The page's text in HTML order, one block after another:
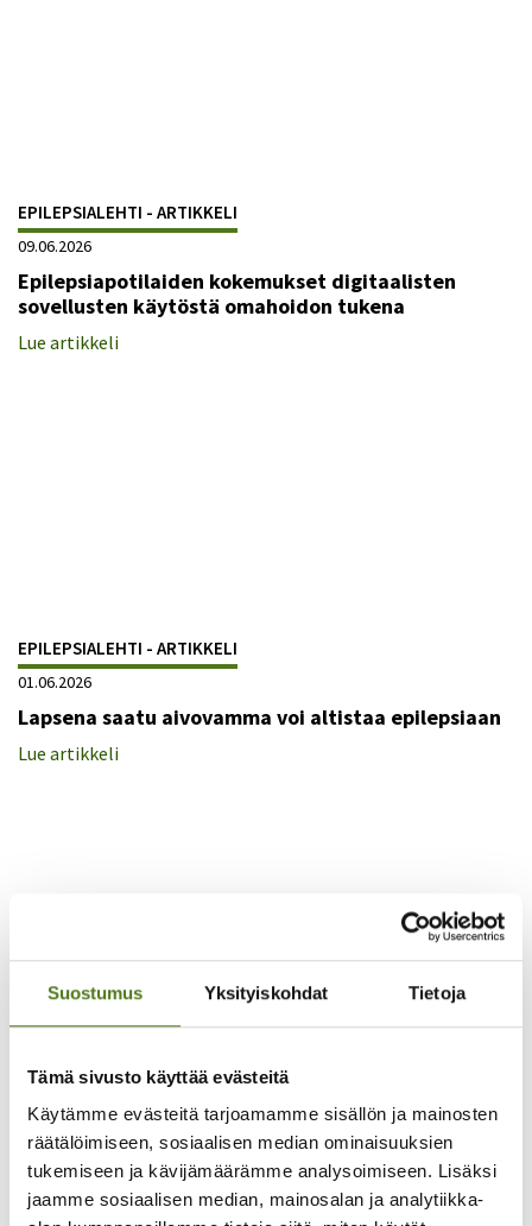
Suostumus Yksityiskohdat Tietoja
Tämä sivusto käyttää evästeitä
Käytämme evästeitä tarjoamamme sisällön ja mainosten
räätälöimiseen, sosiaalisen median ominaisuuksien
tukemiseen ja kävijämäärämme analysoimiseen. Lisäksi
jaamme sosiaalisen median, mainosalan ja analytiikka-
EPILEPSIALEHTI - ARTIKKELI
09.06.2026
Epilepsiapotilaiden kokemukset digitaalisten
sovellusten käytöstä omahoidon tukena
Lue artikkeli
EPILEPSIALEHTI - ARTIKKELI
01.06.2026
Lapsena saatu aivovamma voi altistaa epilepsiaan
Lue artikkeli
Oma suunta löytyy ajan kanssa
Lue artikkeli